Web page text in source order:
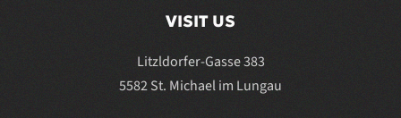
VISIT US
Litzldorfer-Gasse 383
5582 St. Michael im Lungau